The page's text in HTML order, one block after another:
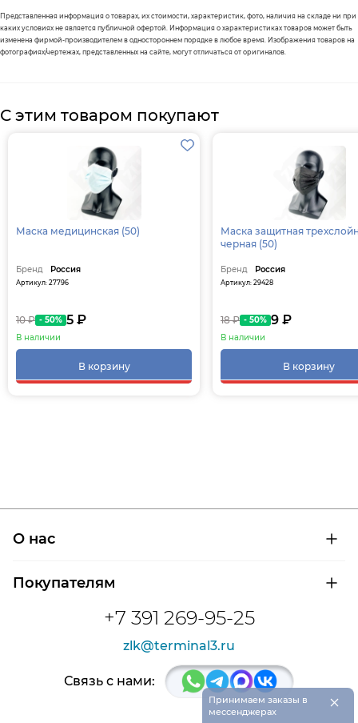
Представленная информация о товарах, их стоимости, характеристик, фото, наличия на складе ни при
каких условиях не является публичной офертой. Информация о характеристиках товаров может быть
изменена фирмой-производителем в одностороннем порядке в любое время. Изображения товаров на
фотографиях/чертежах, представленных на сайте, могут отличаться от оригиналов.
С этим товаром покупают
Маска медицинская (50)
Бренд Россия
Артикул: 27796
10 ₽ - 50% 5 ₽
В наличии
В корзину
Маска защитная
черная (50)
Бренд Россия
Артикул: 29428
18 ₽ - 50% 9 ₽
В наличии
В корзину
+7 391 269-95-25
zlk@terminal3.ru
О нас
Сертификаты на продукцию
Покупателям
Доставка и оплата
Расшифровка маркировки подшипников
Связь с нами:
Принимаем заказы в
мессенджерах
×